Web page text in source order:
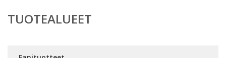
TUOTEALUEET